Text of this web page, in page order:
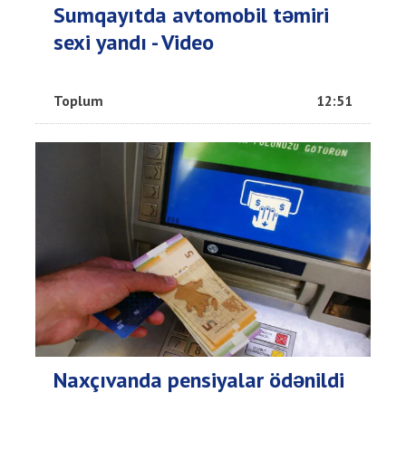
Sumqayıtda avtomobil təmiri
sexi yandı - Video
Toplum 12:51
Naxçıvanda pensiyalar ödənildi